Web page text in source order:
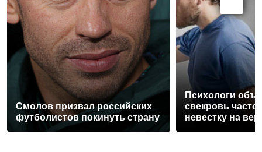
Смолов призвал российских
футболистов покинуть страну
Психологи
свекровь часто
невестку на